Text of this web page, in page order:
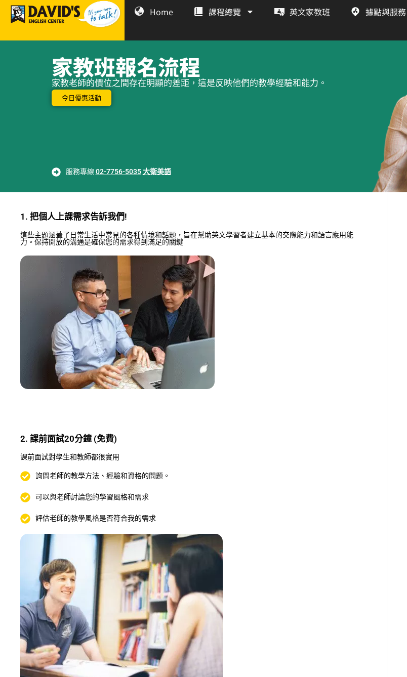
Home 課程總覽 英文家教班 據點與服務
家教班報名流程
家教老師的價位之間存在明顯的差距，這是反映他們的教學經驗和能力。
今日優惠活動
服務專線 02-7756-5035 大衛美語
1. 把個人上課需求告訴我們!
這些主題涵蓋了日常生活中常見的各種情境和話題，旨在幫助英文學習者建立基本的交際能力和語言應用能
力。保持開放的溝通是確保您的需求得到滿足的關鍵
2. 課前面試20分鐘 (免費)
課前面試對學生和教師都很實用
詢問老師的教學方法、經驗和資格的問題。
可以與老師討論您的學習風格和需求
評估老師的教學風格是否符合我的需求